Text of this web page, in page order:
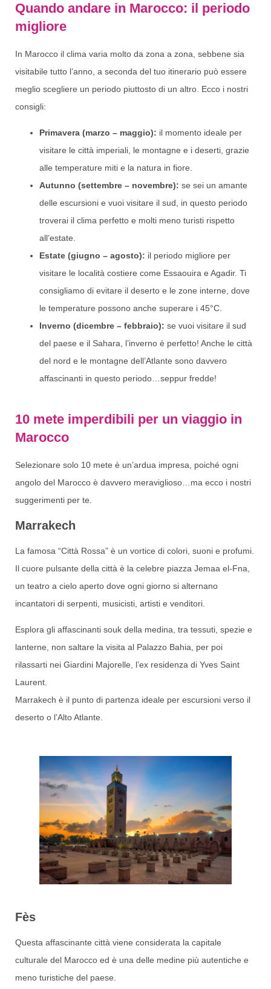
Quando andare in Marocco: il periodo
migliore
In Marocco il clima varia molto da zona a zona, sebbene sia
visitabile tutto l’anno, a seconda del tuo itinerario può essere
meglio scegliere un periodo piuttosto di un altro. Ecco i nostri
consigli:
Primavera (marzo – maggio): il momento ideale per
visitare le città imperiali, le montagne e i deserti, grazie
alle temperature miti e la natura in fiore.
Autunno (settembre – novembre): se sei un amante
delle escursioni e vuoi visitare il sud, in questo periodo
troverai il clima perfetto e molti meno turisti rispetto
all’estate.
Estate (giugno – agosto): il periodo migliore per
visitare le località costiere come Essaouira e Agadir. Ti
consigliamo di evitare il deserto e le zone interne, dove
le temperature possono anche superare i 45°C.
Inverno (dicembre – febbraio): se vuoi visitare il sud
del paese e il Sahara, l’inverno è perfetto! Anche le città
del nord e le montagne dell’Atlante sono davvero
affascinanti in questo periodo…seppur fredde!
10 mete imperdibili per un viaggio in
Marocco
Selezionare solo 10 mete è un’ardua impresa, poiché ogni
angolo del Marocco è davvero meraviglioso…ma ecco i nostri
suggerimenti per te.
Marrakech
La famosa “Città Rossa” è un vortice di colori, suoni e profumi.
Il cuore pulsante della città è la celebre piazza Jemaa el-Fna,
un teatro a cielo aperto dove ogni giorno si alternano
incantatori di serpenti, musicisti, artisti e venditori.
Esplora gli affascinanti souk della medina, tra tessuti, spezie e
lanterne, non saltare la visita al Palazzo Bahia, per poi
rilassarti nei Giardini Majorelle, l’ex residenza di Yves Saint
Laurent.
Marrakech è il punto di partenza ideale per escursioni verso il
deserto o l’Alto Atlante.
Fès
Questa affascinante città viene considerata la capitale
culturale del Marocco ed è una delle medine più autentiche e
meno turistiche del paese.